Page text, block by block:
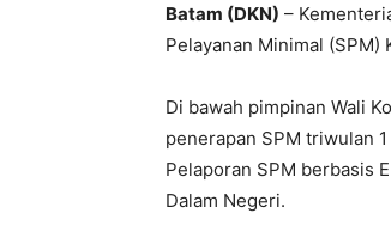
Batam (DKN) –
Pelayanan Minimal (SPM)
Di bawah pimpinan Wali
penerapan SPM triwulan
Pelaporan SPM berbasis
Dalam Negeri.